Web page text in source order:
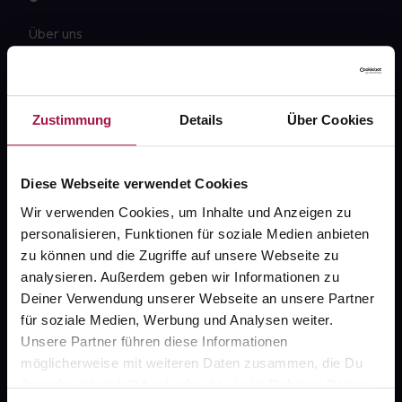
Zustimmung Details Über Cookies
Diese Webseite verwendet Cookies
Wir verwenden Cookies, um Inhalte und Anzeigen zu
personalisieren, Funktionen für soziale Medien anbieten
zu können und die Zugriffe auf unsere Webseite zu
analysieren. Außerdem geben wir Informationen zu
Deiner Verwendung unserer Webseite an unsere Partner
für soziale Medien, Werbung und Analysen weiter.
Unsere Partner führen diese Informationen
möglicherweise mit weiteren Daten zusammen, die Du
ihnen bereitgestellt hast oder die sie im Rahmen Deiner
Über uns
Newsletter
Sanitätshäuser
AGB
Impressum